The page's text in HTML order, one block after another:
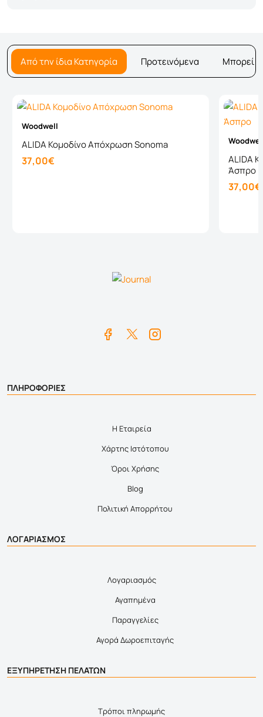
Από την ίδια Κατηγορία Προτεινόμενα Μπορεί
Woodwell
ALIDA Κομοδίνο Απόχρωση Sonoma
37,00€
ALIDA
Άσπρο
37,00€
ΠΛΗΡΟΦΟΡΙΕΣ
Η Εταιρεία
Χάρτης Ιστότοπου
Όροι Χρήσης
Blog
Πολιτική Απορρήτου
ΛΟΓΑΡΙΑΣΜΟΣ
Λογαριασμός
Αγαπημένα
Παραγγελίες
Αγορά Δωροεπιταγής
ΕΞΥΠΗΡΕΤΗΣΗ ΠΕΛΑΤΩΝ
Τρόποι πληρωμής